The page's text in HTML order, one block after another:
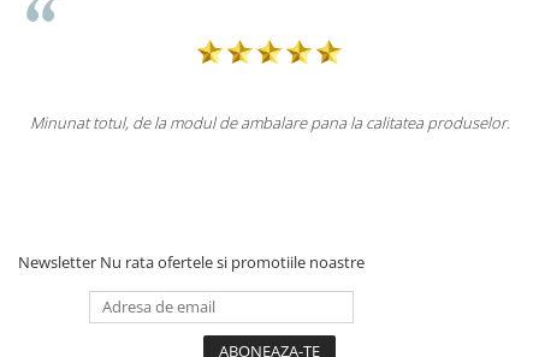
Minunat totul, de la modul de ambalare pana la calitatea produselor.
Newsletter Nu rata ofertele si promotiile noastre